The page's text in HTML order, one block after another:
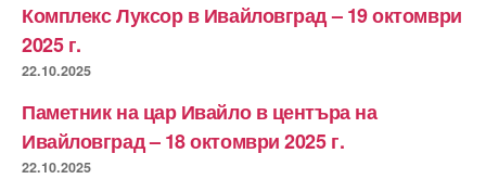
Комплекс Луксор в Ивайловград – 19 октомври
2025 г.
22.10.2025
Паметник на цар Ивайло в центъра на
Ивайловград – 18 октомври 2025 г.
22.10.2025